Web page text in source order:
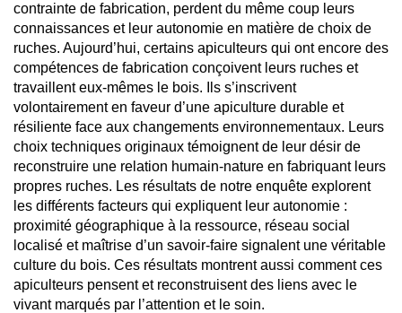
contrainte de fabrication, perdent du même coup leurs
connaissances et leur autonomie en matière de choix de
ruches. Aujourd’hui, certains apiculteurs qui ont encore des
compétences de fabrication conçoivent leurs ruches et
travaillent eux-mêmes le bois. Ils s’inscrivent
volontairement en faveur d’une apiculture durable et
résiliente face aux changements environnementaux. Leurs
choix techniques originaux témoignent de leur désir de
reconstruire une relation humain-nature en fabriquant leurs
propres ruches. Les résultats de notre enquête explorent
les différents facteurs qui expliquent leur autonomie :
proximité géographique à la ressource, réseau social
localisé et maîtrise d’un savoir-faire signalent une véritable
culture du bois. Ces résultats montrent aussi comment ces
apiculteurs pensent et reconstruisent des liens avec le
vivant marqués par l’attention et le soin.